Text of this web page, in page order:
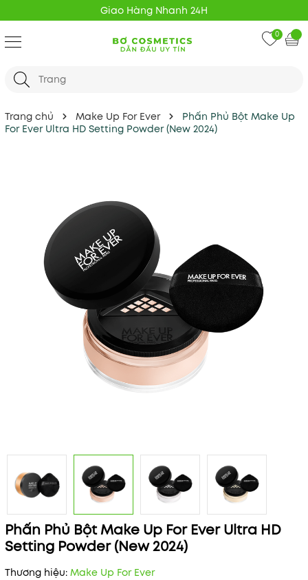
Freeship 20K mọi đơn hàng
0
Trang chủ Make Up For Ever
Phấn Phủ Bột Make Up
For Ever Ultra HD Setting Powder (New 2024)
Phấn Phủ Bột Make Up For Ever Ultra HD
Setting Powder (New 2024)
Thương hiệu: Make Up For Ever